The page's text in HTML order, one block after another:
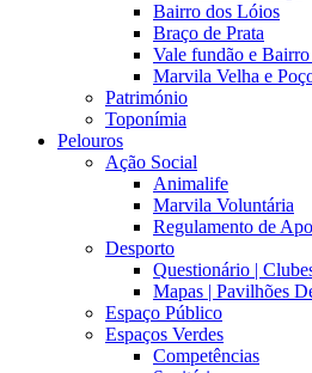
Bairro dos Lóios
Braço de Prata
Vale fundão e
Marvila Velha e
Património
Toponímia
Pelouros
Ação Social
Animalife
Marvila Voluntária
Regulamento de
Desporto
Questionário |
Mapas | Pavilhões
Espaço Público
Espaços Verdes
Competências